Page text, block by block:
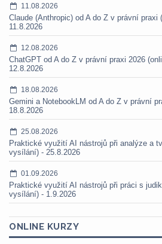
11.08.2026
Claude (Anthropic) od A do Z v právní
11.8.2026
12.08.2026
ChatGPT od A do Z v právní praxi 2026
12.8.2026
18.08.2026
Gemini a NotebookLM od A do Z v právní
18.8.2026
25.08.2026
Praktické využití AI nástrojů při analýze a
vysílání) - 25.8.2026
01.09.2026
Praktické využití AI nástrojů při práci s
vysílání) - 1.9.2026
ONLINE KURZY